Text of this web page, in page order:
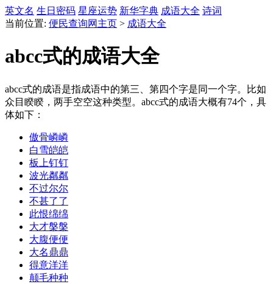
英文名 生日密码 星座运势 新华字典 成语大全 诗词
当前位置: 便民查询网主页 > 成语大全
abcc式的成语大全
abcc式的成语是指成语中的第三、第四个字是同一个字。比如
众目睽睽，两手空空这种类型。abcc式的成语大概有74个，具
体如下：
傲骨嶙嶙
白雪皑皑
板上钉钉
波光粼粼
不过尔尔
不甚了了
此恨绵绵
大才槃槃
大腹便便
大名鼎鼎
得意洋洋
颠毛种种